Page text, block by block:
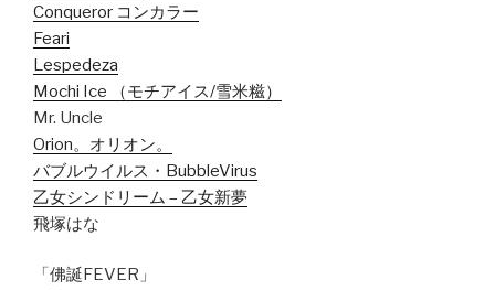
Conqueror コンカラー
Feari
Lespedeza
Mochi Ice （モチアイス/雪米糍）
Mr. Uncle
Orion。オリオン。
バブルウイルス・BubbleVirus
乙女シンドリーム – 乙女新夢
飛塚はな
「佛誕FEVER」